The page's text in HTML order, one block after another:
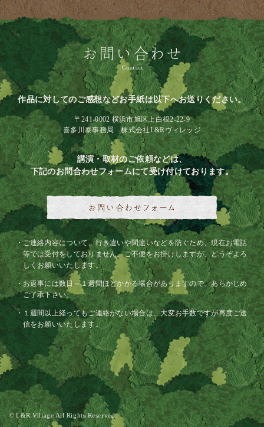
作品に対してのご感想などお手紙は以下へお送りください。
〒241-0002 横浜市旭区上白根2-22-9
喜多川泰事務局 株式会社L&Rヴィレッジ
講演・取材のご依頼などは、
下記のお問合わせフォームにて受け付けております。
ご連絡内容について、行き違いや間違いなどを防ぐため、現在お電話
等では受付をしておりません。ご不便をお掛けしますが、どうぞよろ
しくお願いいたします。
お返事には数日～１週間ほどかかる場合がありますので、あらかじめ
ご了承下さい。
１週間以上経ってもご連絡がない場合は、大変お手数ですが再度ご送
信をお願いいたします。
© L&R Village All Rights Reserved.